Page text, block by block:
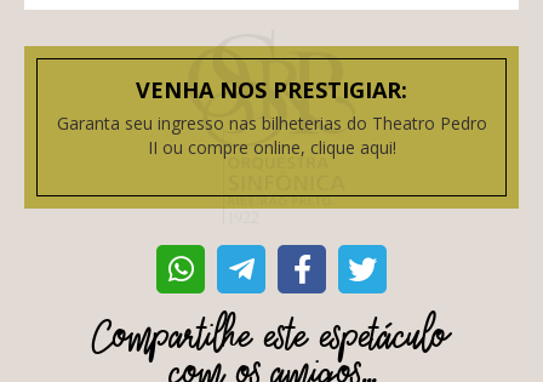
VENHA NOS PRESTIGIAR:
Garanta seu ingresso nas bilheterias do Theatro Pedro
II ou compre online, clique aqui!
Compartilhe este espetáculo